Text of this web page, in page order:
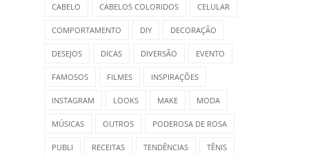
CABELO CABELOS COLORIDOS CELULAR
COMPORTAMENTO DIY DECORAÇÃO
DESEJOS DICAS DIVERSÃO EVENTO
FAMOSOS FILMES INSPIRAÇÕES
INSTAGRAM LOOKS MAKE MODA
MÚSICAS OUTROS PODEROSA DE ROSA
PUBLI RECEITAS TENDÊNCIAS TÊNIS